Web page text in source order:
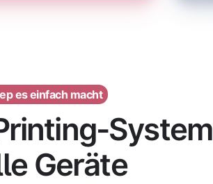
es einfach macht
System
Geräte